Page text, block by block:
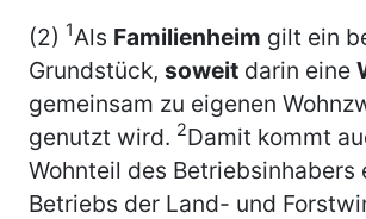
(2) 1Als Familienheim gilt ein
Grundstück, soweit darin eine
gemeinsam zu eigenen
genutzt wird. 2Damit kommt
Wohnteil des Betriebsinhabers
Betriebs der Land- und